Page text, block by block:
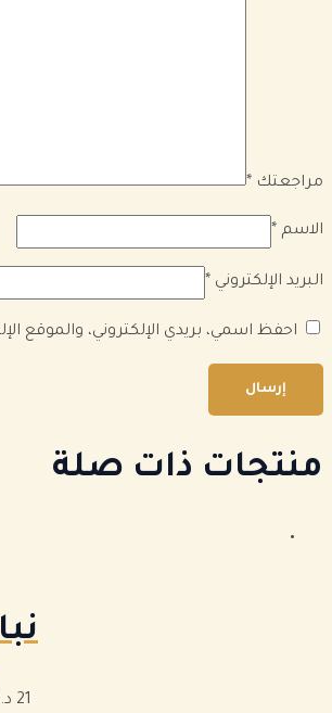
مراجعتك *
الاسم *
البريد الإلكتروني *
احفظ اسمي، بريدي الإلكتروني، والموقع
منتجات ذات صلة
21